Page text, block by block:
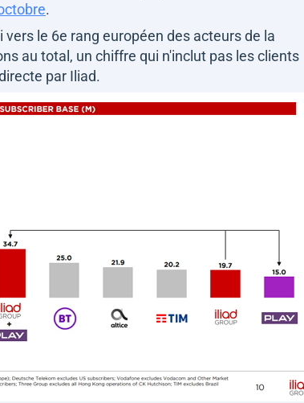
.
le 6e rang européen des acteurs de la
au total, un chiffre qui n'inclut pas les clients
par Iliad.